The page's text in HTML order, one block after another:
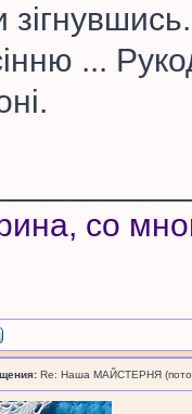
...
со
Re: Наша МАЙСТЕРНЯ